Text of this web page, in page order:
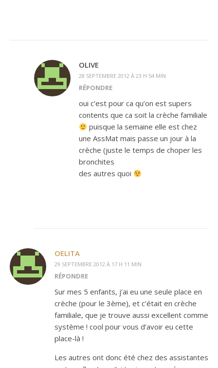
OLIVE
28 SEPTEMBRE 2012 À 23 H 54 MIN
RÉPONDRE
oui c’est pour ca qu’on est supers
contents que ca soit la crèche familiale
puisque la semaine elle est chez
une AssMat mais passe un jour à la
crèche (juste le temps de choper les
bronchites
des autres quoi
OELITA
29 SEPTEMBRE 2012 À 17 H 11 MIN
RÉPONDRE
Sur mes 5 enfants, j’ai eu une seule place en
crèche (pour le 3ème), et c’était en crèche
familiale, que je trouve aussi excellent comme
système ! cool pour vous d’avoir eu cette
place-là !
Les autres ont donc été chez des assistantes